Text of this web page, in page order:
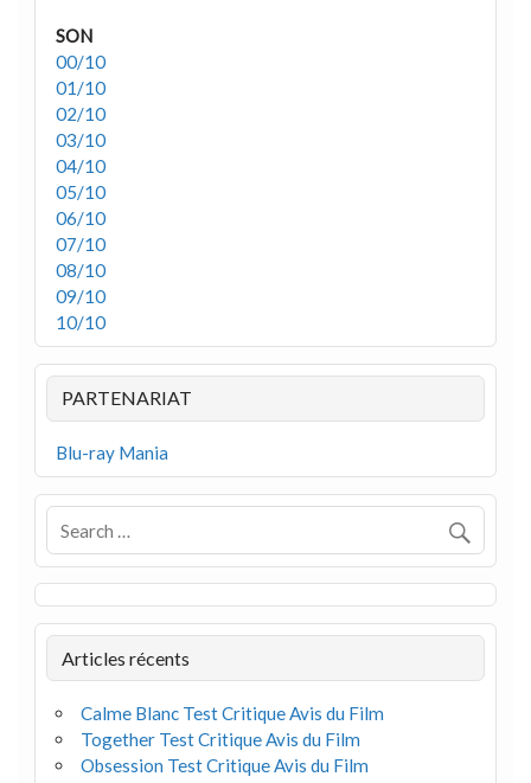
SON
00/10
01/10
02/10
03/10
04/10
05/10
06/10
07/10
08/10
09/10
10/10
PARTENARIAT
Blu-ray Mania
Articles récents
Calme Blanc Test Critique Avis du Film
Together Test Critique Avis du Film
Obsession Test Critique Avis du Film